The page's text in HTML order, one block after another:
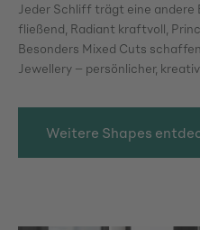
Jeder Schliff trägt eine andere
fließend, Radiant kraftvoll,
Besonders Mixed Cuts
Jewellery – persönlicher,
Weitere Shapes